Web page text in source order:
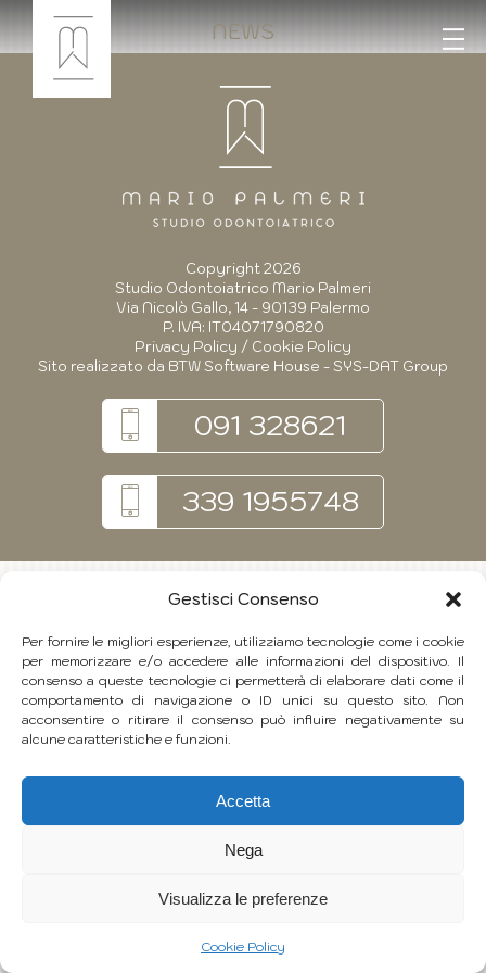
Gestisci Consenso
Per fornire le migliori esperienze, utilizziamo tecnologie come i cookie
per memorizzare e/o accedere alle informazioni del dispositivo. Il
consenso a queste tecnologie ci permetterà di elaborare dati come il
comportamento di navigazione o ID unici su questo sito. Non
acconsentire o ritirare il consenso può influire negativamente su
alcune caratteristiche e funzioni.
Accetta
Nega
Visualizza le preferenze
Cookie Policy
NEWS
Copyright 2026
Studio Odontoiatrico Mario Palmeri
Via Nicolò Gallo, 14 - 90139 Palermo
P. IVA: IT04071790820
Privacy Policy / Cookie Policy
Sito realizzato da BTW Software House - SYS-DAT Group
091 328621
339 1955748